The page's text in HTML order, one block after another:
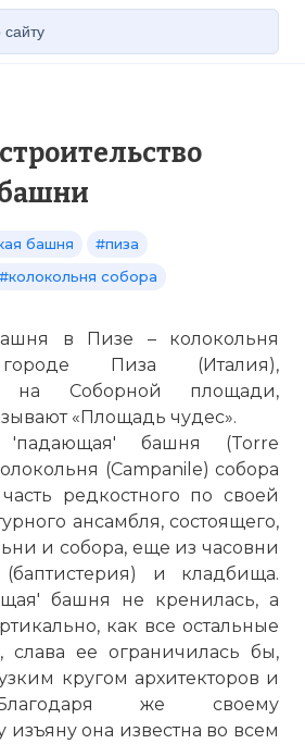
башня
#пиза
#колокольня собора
в Пизе – колокольня
Пиза (Италия),
на Соборной площади,
«Площадь чудес».
'падающая' башня (Torre
(Campanile) собора
редкостного по своей
ансамбля, состоящего,
и собора, еще из часовни
и кладбища.
башня не кренилась, а
как все остальные
слава ее ограничилась бы,
кругом архитекторов и
же своему
изъяну она известна во всем